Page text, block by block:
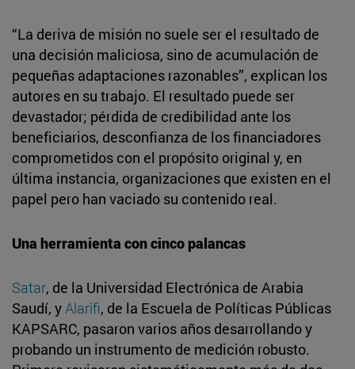
“La deriva de misión no suele ser el resultado de
una decisión maliciosa, sino de acumulación de
pequeñas adaptaciones razonables”, explican los
autores en su trabajo. El resultado puede ser
devastador; pérdida de credibilidad ante los
beneficiarios, desconfianza de los financiadores
comprometidos con el propósito original y, en
última instancia, organizaciones que existen en el
papel pero han vaciado su contenido real.
Una herramienta con cinco palancas
Satar, de la Universidad Electrónica de Arabia
Saudí, y Alarifi, de la Escuela de Políticas Públicas
KAPSARC, pasaron varios años desarrollando y
probando un instrumento de medición robusto.